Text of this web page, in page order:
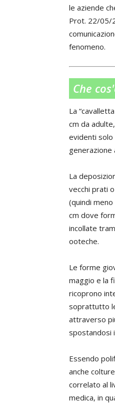
le aziende
Prot. 22/05/
fenomeno.
Che
La
cm da
evidenti
generazione
La
vecchi prati
(quindi
cm dove
incollate
ooteche.
Le forme
maggio e la
ricoprono
soprattutto
attraverso
spostandosi
Essendo
anche
correlato al
medica, in